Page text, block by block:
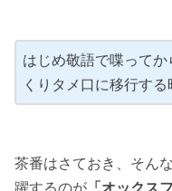
はじめ敬語で喋って
くりタメ口に移行す
茶番はさておき、そん